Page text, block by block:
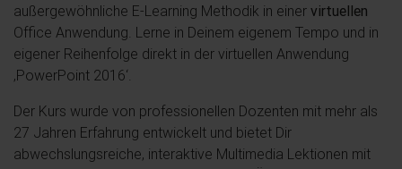
außergewöhnliche E-Learning Methodik in einer virtuellen
Office Anwendung. Lerne in Deinem eigenem Tempo und in
eigener Reihenfolge direkt in der virtuellen Anwendung
‚PowerPoint 2016‘.
Der Kurs wurde von professionellen Dozenten mit mehr als
27 Jahren Erfahrung entwickelt und bietet Dir
abwechslungsreiche, interaktive Multimedia Lektionen mit